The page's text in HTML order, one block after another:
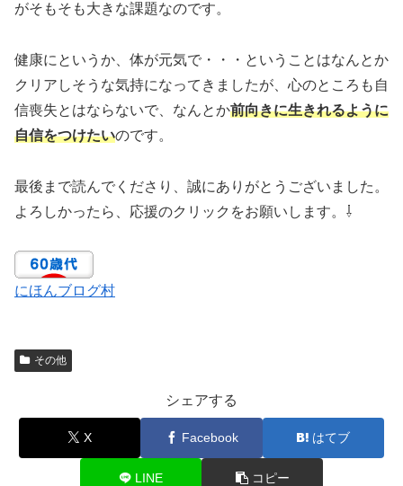
がそもそも大きな課題なのです。
健康にというか、体が元気で・・・ということはなんとか
クリアしそうな気持になってきましたが、心のところも自
信喪失とはならないで、なんとか前向きに生きれるように
自信をつけたいのです。
最後まで読んでくださり、誠にありがとうございました。
よろしかったら、応援のクリックをお願いします。⇩
にほんブログ村
その他
シェアする
X Facebook はてブ
LINE コピー